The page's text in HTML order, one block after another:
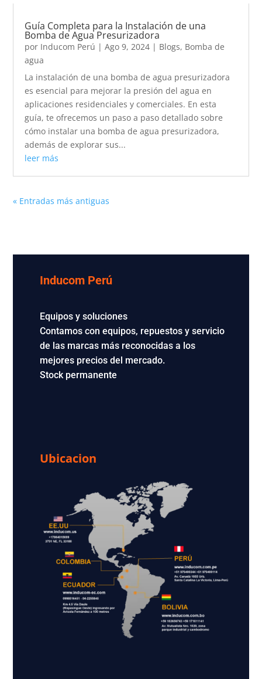
Guía Completa para la Instalación de una
Bomba de Agua Presurizadora
por Inducom Perú |Ago 9, 2024 | Blogs, Bomba de
agua
La instalación de una bomba de agua presurizadora
es esencial para mejorar la presión del agua en
aplicaciones residenciales y comerciales. En esta
guía, te ofrecemos un paso a paso detallado sobre
cómo instalar una bomba de agua presurizadora,
además de explorar sus...
leer más
« Entradas más antiguas
Inducom Perú
Equipos y soluciones
Contamos con equipos, repuestos y servicio
de las marcas más reconocidas a los
mejores precios del mercado.
Stock permanente
Ubicacion